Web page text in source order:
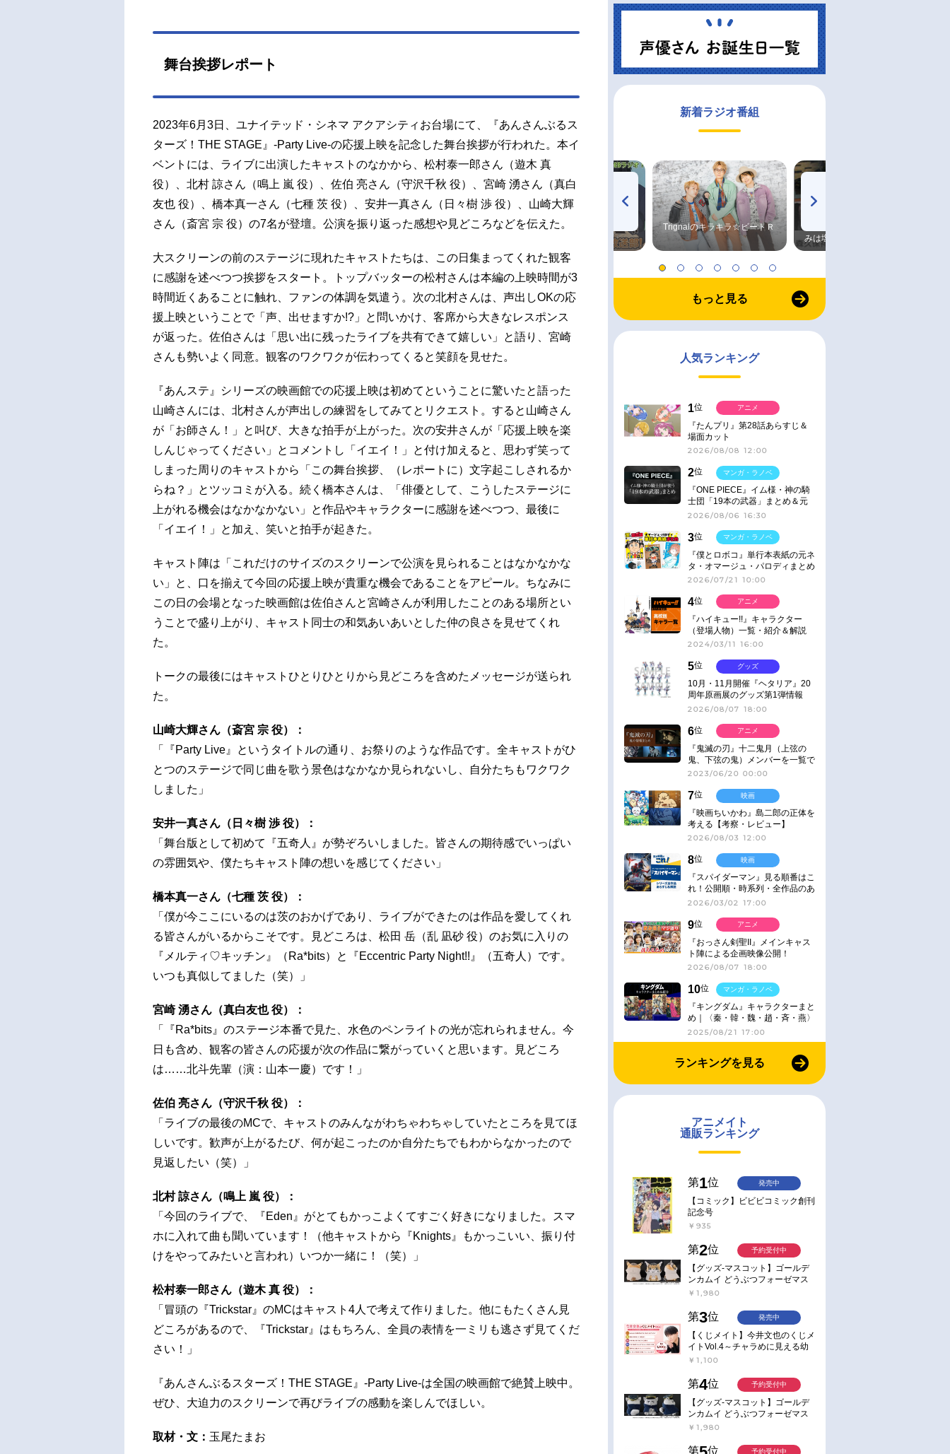
舞台挨拶レポート
2023年6月3日、ユナイテッド・シネマ アクアシティお台場にて、『あんさんぶるス
ターズ！THE STAGE』-Party Live-の応援上映を記念した舞台挨拶が行われた。本イ
ベントには、ライブに出演したキャストのなかから、松村泰一郎さん（遊木 真
役）、北村 諒さん（鳴上 嵐 役）、佐伯 亮さん（守沢千秋 役）、宮崎 湧さん（真白
友也 役）、橋本真一さん（七種 茨 役）、安井一真さん（日々樹 渉 役）、山崎大輝
さん（斎宮 宗 役）の7名が登壇。公演を振り返った感想や見どころなどを伝えた。
大スクリーンの前のステージに現れたキャストたちは、この日集まってくれた観客
に感謝を述べつつ挨拶をスタート。トップバッターの松村さんは本編の上映時間が3
時間近くあることに触れ、ファンの体調を気遣う。次の北村さんは、声出しOKの応
援上映ということで「声、出せますか!?」と問いかけ、客席から大きなレスポンス
が返った。佐伯さんは「思い出に残ったライブを共有できて嬉しい」と語り、宮崎
さんも勢いよく同意。観客のワクワクが伝わってくると笑顔を見せた。
『あんステ』シリーズの映画館での応援上映は初めてということに驚いたと語った
山崎さんには、北村さんが声出しの練習をしてみてとリクエスト。すると山崎さん
が「お師さん！」と叫び、大きな拍手が上がった。次の安井さんが「応援上映を楽
しんじゃってください」とコメントし「イエイ！」と付け加えると、思わず笑って
しまった周りのキャストから「この舞台挨拶、（レポートに）文字起こしされるか
らね？」とツッコミが入る。続く橋本さんは、「俳優として、こうしたステージに
上がれる機会はなかなかない」と作品やキャラクターに感謝を述べつつ、最後に
「イエイ！」と加え、笑いと拍手が起きた。
キャスト陣は「これだけのサイズのスクリーンで公演を見られることはなかなかな
い」と、口を揃えて今回の応援上映が貴重な機会であることをアピール。ちなみに
この日の会場となった映画館は佐伯さんと宮崎さんが利用したことのある場所とい
うことで盛り上がり、キャスト同士の和気あいあいとした仲の良さを見せてくれ
た。
トークの最後にはキャストひとりひとりから見どころを含めたメッセージが送られ
た。
山崎大輝さん（斎宮 宗 役）：
「『Party Live』というタイトルの通り、お祭りのような作品です。全キャストがひ
とつのステージで同じ曲を歌う景色はなかなか見られないし、自分たちもワクワク
しました」
安井一真さん（日々樹 渉 役）：
「舞台版として初めて『五奇人』が勢ぞろいしました。皆さんの期待感でいっぱい
の雰囲気や、僕たちキャスト陣の想いを感じてください」
橋本真一さん（七種 茨 役）：
「僕が今ここにいるのは茨のおかげであり、ライブができたのは作品を愛してくれ
る皆さんがいるからこそです。見どころは、松田 岳（乱 凪砂 役）のお気に入りの
『メルティ♡キッチン』（Ra*bits）と『Eccentric Party Night!!』（五奇人）です。
いつも真似してました（笑）」
宮崎 湧さん（真白友也 役）：
「『Ra*bits』のステージ本番で見た、水色のペンライトの光が忘れられません。今
日も含め、観客の皆さんの応援が次の作品に繋がっていくと思います。見どころ
は……北斗先輩（演：山本一慶）です！」
佐伯 亮さん（守沢千秋 役）：
「ライブの最後のMCで、キャストのみんながわちゃわちゃしていたところを見てほ
しいです。歓声が上がるたび、何が起こったのか自分たちでもわからなかったので
見返したい（笑）」
北村 諒さん（鳴上 嵐 役）：
「今回のライブで、『Eden』がとてもかっこよくてすごく好きになりました。スマ
ホに入れて曲も聞いています！（他キャストから『Knights』もかっこいい、振り付
けをやってみたいと言われ）いつか一緒に！（笑）」
松村泰一郎さん（遊木 真 役）：
「冒頭の『Trickstar』のMCはキャスト4人で考えて作りました。他にもたくさん見
どころがあるので、『Trickstar』はもちろん、全員の表情を一ミリも逃さず見てくだ
さい！」
『あんさんぶるスターズ！THE STAGE』-Party Live-は全国の映画館で絶賛上映中。
ぜひ、大迫力のスクリーンで再びライブの感動を楽しんでほしい。
取材・文： 玉尾たまお
新着ラジオ番組
TVアニメ『戦隊大失格』
ハイキュー!! 烏野高校放送部! Trignalのキラキラ☆ビートＲ
みは塩だけ
もっと見る
人気ランキング
1位
『たんプリ』第28話あらすじ＆
場面カット
2026/08/08 12:00
アニメ
2位
『ONE PIECE』イム様・神の騎
士団「19本の武器」まとめ＆元
ネタ
2026/08/06 16:30
マンガ・ラノベ
3位
『僕とロボコ』単行本表紙の元ネ
タ・オマージュ・パロディまとめ
2026/07/21 10:00
マンガ・ラノベ
4位
『ハイキュー!!』キャラクター
（登場人物）一覧・紹介＆解説
2024/03/11 16:00
アニメ
5位
10月・11月開催『ヘタリア』20
周年原画展のグッズ第1弾情報
2026/08/07 18:00
グッズ
6位
『鬼滅の刃』十二鬼月（上弦の
鬼、下弦の鬼）メンバーを一覧で
紹介＆解説（登場鬼の情報まと
2023/06/20 00:00
アニメ
7位
『映画ちいかわ』島二郎の正体を
考える【考察・レビュー】
2026/08/03 12:00
映画
8位
『スパイダーマン』見る順番はこ
れ！公開順・時系列・全作品のあ
らすじをまとめました
2026/03/02 17:00
映画
9位
『おっさん剣聖II』メインキャス
ト陣による企画映像公開！
2026/08/07 18:00
アニメ
10位
『キングダム』キャラクターまと
め｜〈秦・韓・魏・趙・斉・燕〉
2025/08/21 17:00
マンガ・ラノベ
ランキングを見る
アニメイト
通販ランキング
第1位
【コミック】ビビビコミック創刊
記念号
￥935
発売中
第2位
【グッズ-マスコット】ゴールデ
ンカムイ どうぶつフォーゼマス
コット 4.尾形百之助【再販】
￥1,980
予約受付中
第3位
【くじメイト】今井文也のくじメ
イトVol.4～チャラめに見える幼
馴染、実は一途で独占欲が強いん
￥1,100
発売中
第4位
【グッズ-マスコット】ゴールデ
ンカムイ どうぶつフォーゼマス
コット 5.月島軍曹【再販】
￥1,980
予約受付中
第 位 予約受付中